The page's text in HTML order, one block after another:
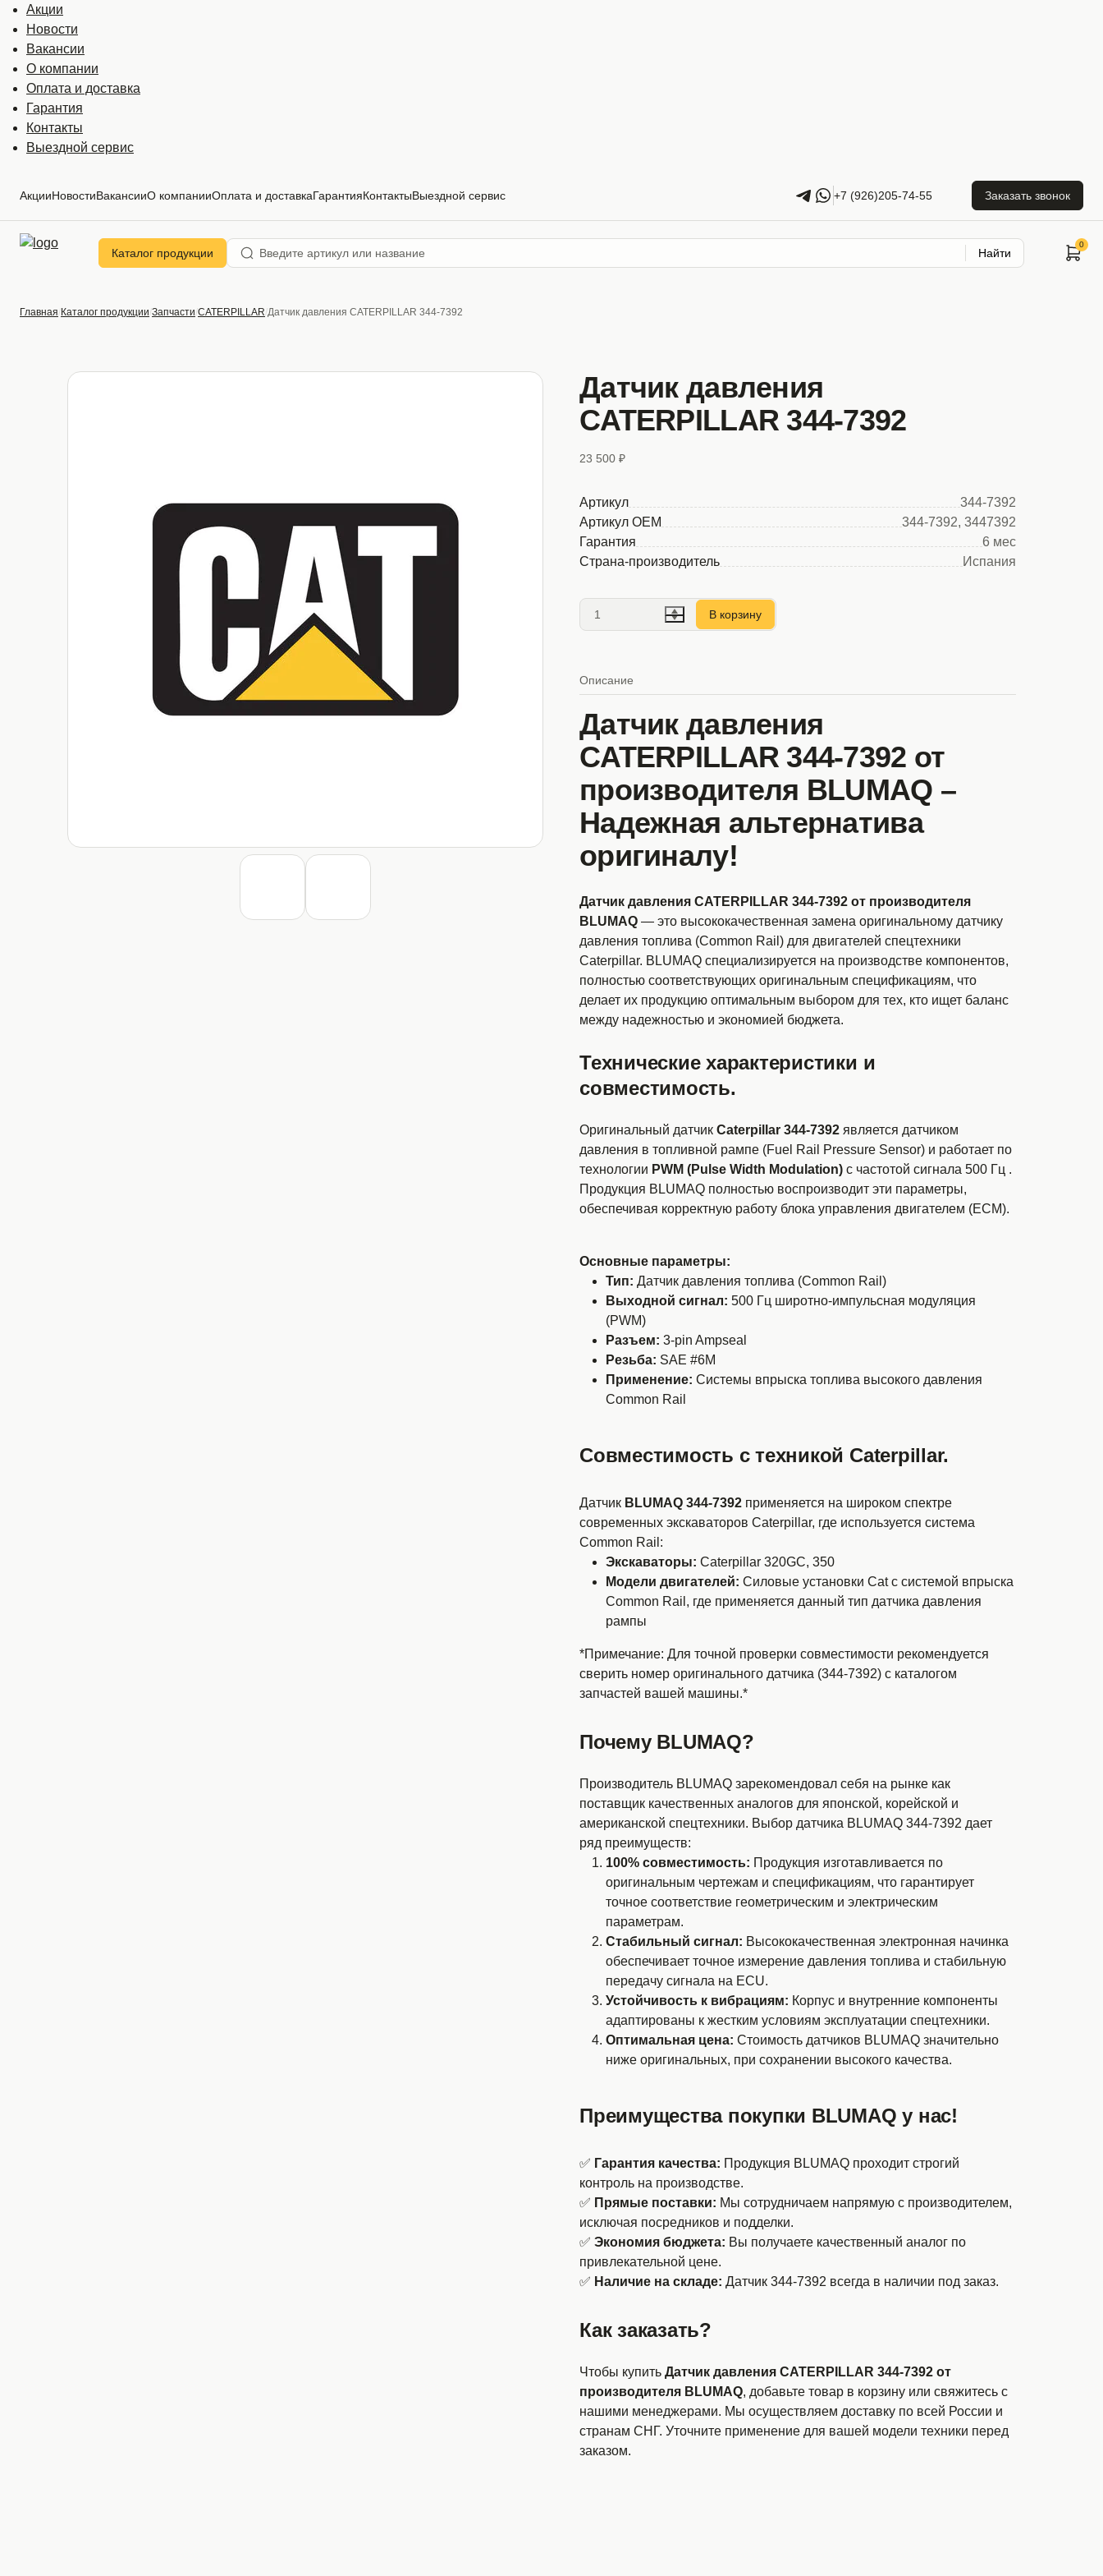
Акции
Новости
Вакансии
О компании
Оплата и доставка
Гарантия
Контакты
Выездной сервис
АкцииНовостиВакансииО компанииОплата и доставкаГарантияКонтактыВыездной сервис +7 (926)205-74-55 Заказать звонок
Каталог продукции Найти
Главная Каталог продукции Запчасти CATERPILLAR Датчик давления CATERPILLAR 344-7392
Датчик давления
CATERPILLAR 344-7392
23 500 ₽
Артикул
344-7392
Артикул OEM
344-7392, 3447392
Гарантия
6 мес
Страна-производитель
Испания
В корзину
Описание
Датчик давления
CATERPILLAR 344-7392 от
производителя BLUMAQ –
Надежная альтернатива
оригиналу!
Датчик давления CATERPILLAR 344-7392 от производителя
BLUMAQ — это высококачественная замена оригинальному датчику
давления топлива (Common Rail) для двигателей спецтехники
Caterpillar. BLUMAQ специализируется на производстве компонентов,
полностью соответствующих оригинальным спецификациям, что
делает их продукцию оптимальным выбором для тех, кто ищет баланс
между надежностью и экономией бюджета.
Технические характеристики и
совместимость.
Оригинальный датчик Caterpillar 344-7392 является датчиком
давления в топливной рампе (Fuel Rail Pressure Sensor) и работает по
технологии PWM (Pulse Width Modulation) с частотой сигнала 500 Гц .
Продукция BLUMAQ полностью воспроизводит эти параметры,
обеспечивая корректную работу блока управления двигателем (ECM).
Основные параметры:
Тип: Датчик давления топлива (Common Rail)
Выходной сигнал: 500 Гц широтно-импульсная модуляция
(PWM)
Разъем: 3-pin Ampseal
Резьба: SAE #6M
Применение: Системы впрыска топлива высокого давления
Common Rail
Совместимость с техникой Caterpillar.
Датчик BLUMAQ 344-7392 применяется на широком спектре
современных экскаваторов Caterpillar, где используется система
Common Rail:
Экскаваторы: Caterpillar 320GC, 350
Модели двигателей: Силовые установки Cat с системой впрыска
Common Rail, где применяется данный тип датчика давления
рампы
*Примечание: Для точной проверки совместимости рекомендуется
сверить номер оригинального датчика (344-7392) с каталогом
запчастей вашей машины.*
Почему BLUMAQ?
Производитель BLUMAQ зарекомендовал себя на рынке как
поставщик качественных аналогов для японской, корейской и
американской спецтехники. Выбор датчика BLUMAQ 344-7392 дает
ряд преимуществ:
100% совместимость: Продукция изготавливается по
оригинальным чертежам и спецификациям, что гарантирует
точное соответствие геометрическим и электрическим
параметрам.
Стабильный сигнал: Высококачественная электронная начинка
обеспечивает точное измерение давления топлива и стабильную
передачу сигнала на ECU.
Устойчивость к вибрациям: Корпус и внутренние компоненты
адаптированы к жестким условиям эксплуатации спецтехники.
Оптимальная цена: Стоимость датчиков BLUMAQ значительно
ниже оригинальных, при сохранении высокого качества.
Преимущества покупки BLUMAQ у нас!
✅ Гарантия качества: Продукция BLUMAQ проходит строгий
контроль на производстве.
✅ Прямые поставки: Мы сотрудничаем напрямую с производителем,
исключая посредников и подделки.
✅ Экономия бюджета: Вы получаете качественный аналог по
привлекательной цене.
✅ Наличие на складе: Датчик 344-7392 всегда в наличии под заказ.
Как заказать?
Чтобы купить Датчик давления CATERPILLAR 344-7392 от
производителя BLUMAQ, добавьте товар в корзину или свяжитесь с
нашими менеджерами. Мы осуществляем доставку по всей России и
странам СНГ. Уточните применение для вашей модели техники перед
заказом.